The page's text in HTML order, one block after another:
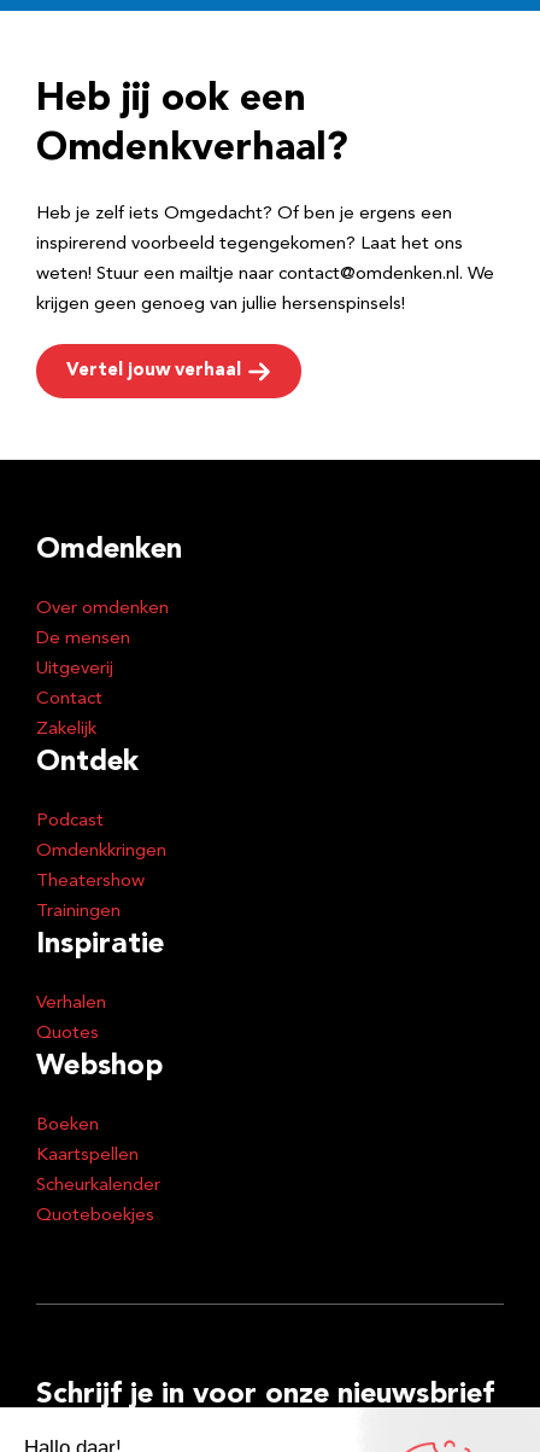
r
e
Heb jij ook een
Omdenkverhaal?
Heb je zelf iets Omgedacht? Of ben je ergens een
inspirerend voorbeeld tegengekomen? Laat het ons
weten! Stuur een mailtje naar contact@omdenken.nl. We
krijgen geen genoeg van jullie hersenspinsels!
Vertel jouw verhaal
Omdenken
Over omdenken
De mensen
Uitgeverij
Contact
Zakelijk
Ontdek
Podcast
Omdenkkringen
Theatershow
Trainingen
Inspiratie
Verhalen
Quotes
Webshop
Boeken
Kaartspellen
Scheurkalender
Quoteboekjes
Schrijf je in voor onze nieuwsbrief